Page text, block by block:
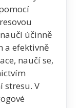
účinně
a efektivně
naučí se,
stresu. V